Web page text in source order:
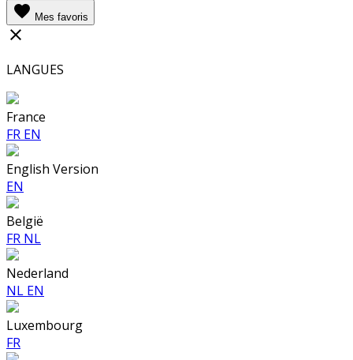
favorite Mes favoris
close
LANGUES
France
FR EN
English Version
EN
België
FR NL
Nederland
NL EN
Luxembourg
FR